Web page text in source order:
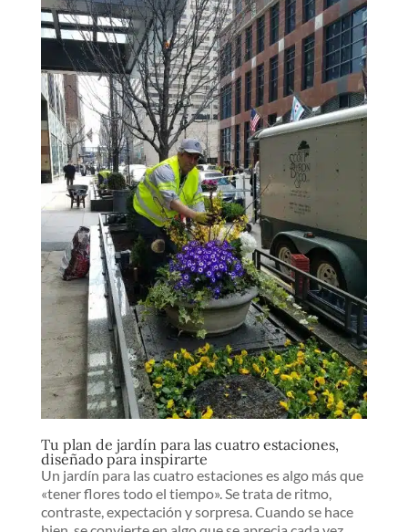
Tu plan de jardín para las cuatro estaciones,
diseñado para inspirarte
Un jardín para las cuatro estaciones es algo más que
«tener flores todo el tiempo». Se trata de ritmo,
contraste, expectación y sorpresa. Cuando se hace